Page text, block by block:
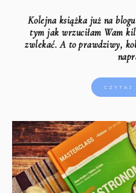
Kolejna książka już na
tym jak wrzuciłam Wam
zwlekać. A to prawdziwy,
CZYTAJ